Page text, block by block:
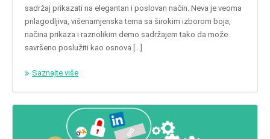
sadržaj prikazati na elegantan i poslovan način. Neva je veoma
prilagodljiva, višenamjenska tema sa širokim izborom boja,
načina prikaza i raznolikim demo sadržajem tako da može
savršeno poslužiti kao osnova […]
Saznajte više